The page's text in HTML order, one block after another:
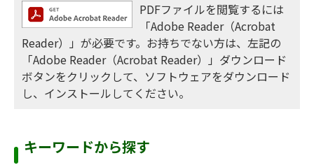
PDFファイルを閲覧するには
「Adobe Reader（Acrobat
Reader）」が必要です。お持ちでない方は、左記の
「Adobe Reader（Acrobat Reader）」ダウンロード
ボタンをクリックして、ソフトウェアをダウンロード
し、インストールしてください。
キーワードから探す